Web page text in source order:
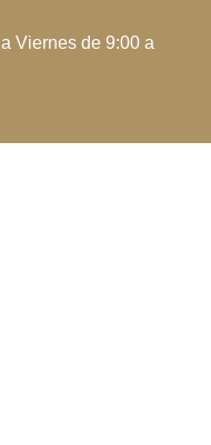
Viernes de 9:00 a